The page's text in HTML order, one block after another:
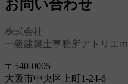
お問い合わせ
株式会社
一級建築士事務所アトリエｍ
〒540-0005
大阪市中央区上町1-24-6